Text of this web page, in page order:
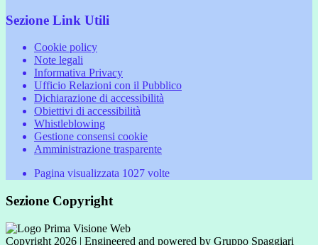
Sezione Link Utili
Cookie policy
Note legali
Informativa Privacy
Ufficio Relazioni con il Pubblico
Dichiarazione di accessibilità
Obiettivi di accessibilità
Whistleblowing
Gestione consensi cookie
Amministrazione trasparente
Pagina visualizzata 1027 volte
Sezione Copyright
Copyright 2026 | Engineered and powered by Gruppo Spaggiari